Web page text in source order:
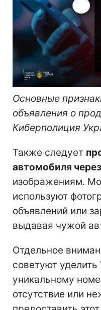
Основные
объявления о
Киберполиция
Также следует
автомобиля
изображениям.
используют
объявлений или
выдавая чужой
Отдельное
советуют уделить
уникальному
отсутствие или